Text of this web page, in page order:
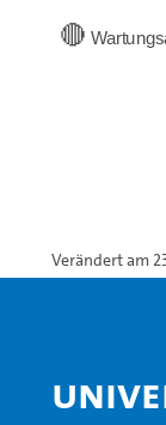
Verändert am